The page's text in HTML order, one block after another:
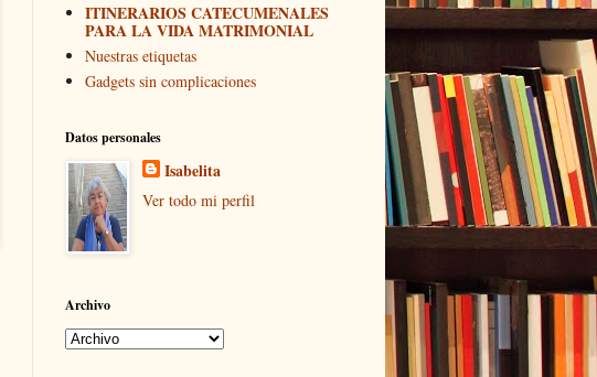
ITINERARIOS CATECUMENALES
PARA LA VIDA MATRIMONIAL
Nuestras etiquetas
Gadgets sin complicaciones
Datos personales
Isabelita
Ver todo mi perfil
Archivo